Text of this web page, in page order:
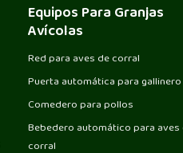
Equipos Para Granjas
Avícolas
Red para aves de corral
Puerta automática para gallinero
Comedero para pollos
Bebedero automático para aves
corral